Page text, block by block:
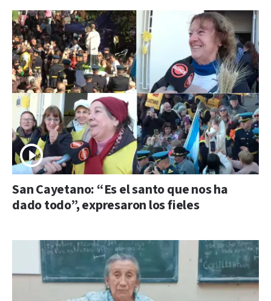
San Cayetano: “Es el santo que nos ha
dado todo”, expresaron los fieles